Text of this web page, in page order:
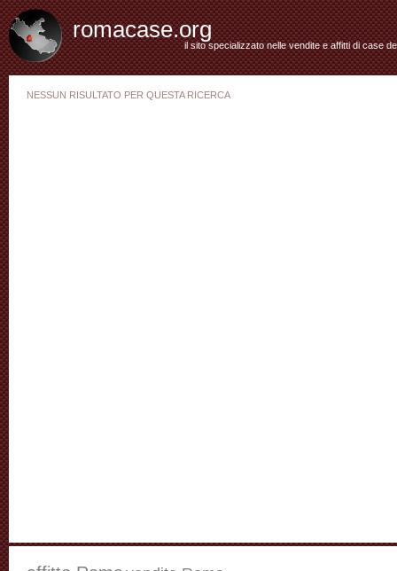
romacase.org
il sito specializzato nelle vendite e affitti di case
NESSUN RISULTATO PER QUESTA RICERCA